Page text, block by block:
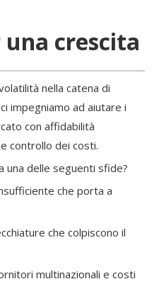
una crescita
nella catena di
impegniamo ad aiutare i
con affidabilità
controllo dei costi.
una delle seguenti sfide?
che porta a
che colpiscono il
multinazionali e costi